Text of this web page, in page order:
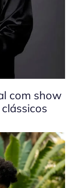
com show